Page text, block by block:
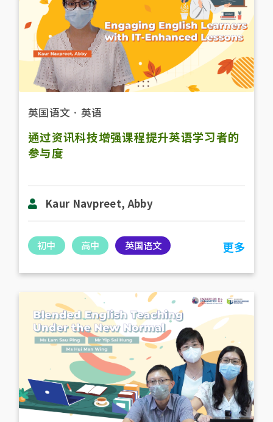
英国语文 ． 英语
通过资讯科技增强课程提升英语学习者的
参与度
Kaur Navpreet, Abby
初中 高中 英国语文 更多